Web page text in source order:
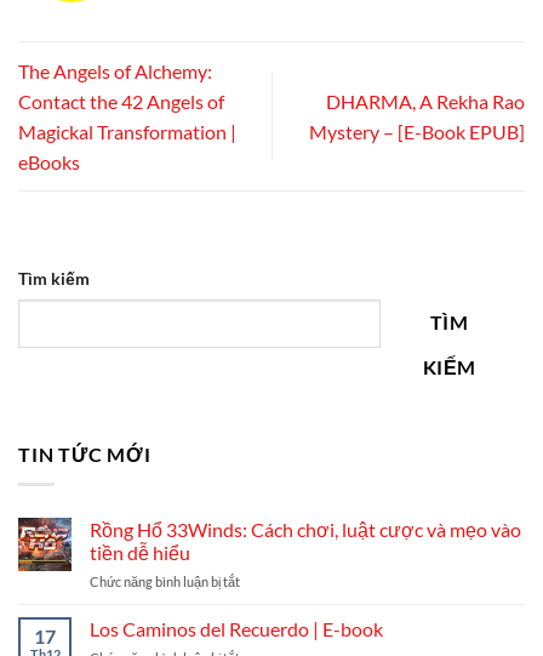
The Angels of Alchemy:
Contact the 42 Angels of
Magickal Transformation |
eBooks
DHARMA, A Rekha Rao
Mystery – [E-Book EPUB]
Tìm kiếm
TÌM
KIẾM
TIN TỨC MỚI
Rồng Hổ 33Winds: Cách chơi, luật cược và mẹo vào
tiền dễ hiểu
Chức năng bình luận bị tắtở
Hổ
33Winds:
17 Los Caminos del Recuerdo | E-book